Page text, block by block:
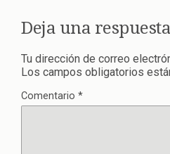
Deja una respuesta
Tu dirección de correo
Los campos obligatorios
Comentario *